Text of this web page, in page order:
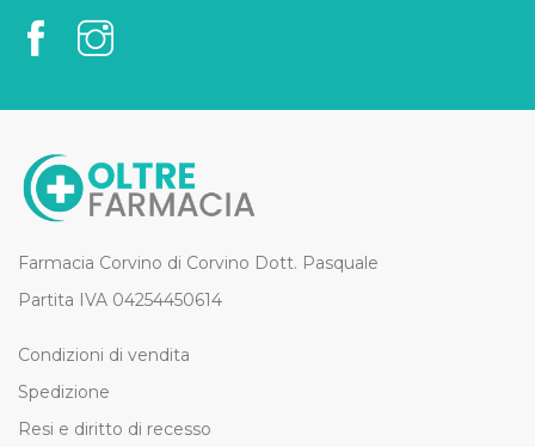
Farmacia Corvino di Corvino Dott. Pasquale
Partita IVA 04254450614
Condizioni di vendita
Spedizione
Resi e diritto di recesso